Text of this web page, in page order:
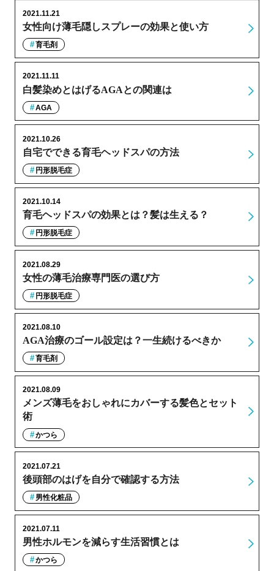
女性向け薄毛隠しスプレーの効果と使い方
2021.11.21
育毛剤
白髪染めとはげるAGAとの関連は
2021.11.11
AGA
自宅でできる育毛ヘッドスパの方法
2021.10.26
円形脱毛症
育毛ヘッドスパの効果とは？髪は生える？
2021.10.14
円形脱毛症
女性の薄毛治療専門医の選び方
2021.08.29
円形脱毛症
AGA治療のゴール設定は？一生続けるべきか
2021.08.10
育毛剤
メンズ薄毛をおしゃれにカバーする髪色とセット
術
2021.08.09
かつら
後頭部のはげを自分で確認する方法
2021.07.21
男性化粧品
男性ホルモンを減らす生活習慣とは
2021.07.11
かつら